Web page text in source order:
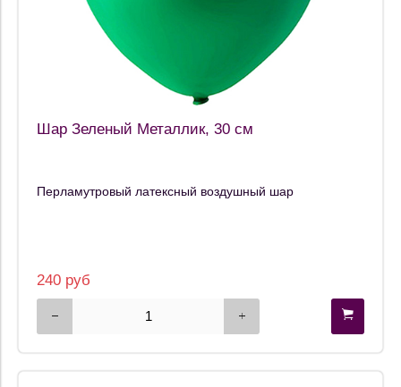
Шар Зеленый Металлик, 30 см
Перламутровый латексный воздушный шар
240 руб